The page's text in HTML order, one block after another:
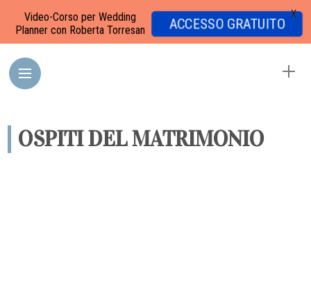
OSPITI DEL MATRIMONIO
Video-Corso per Wedding
Planner con Roberta Torresan
ACCESSO GRATUITO
X